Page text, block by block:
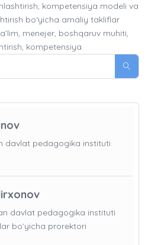
kompetensiya modeli va
bo‘yicha amaliy takliflar
menejer, boshqaruv muhiti,
kompetensiya.
davlat pedagogika instituti
davlat pedagogika instituti
bo’yicha prorektori